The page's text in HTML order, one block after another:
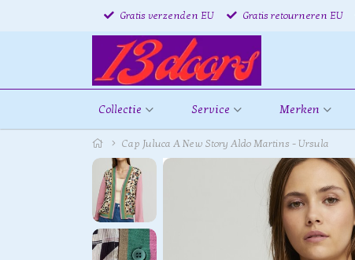
Gratis verzenden EU Gratis retourneren EU
Collectie Service Merken
Cap Juluca A New Story Aldo Martins - Ursula